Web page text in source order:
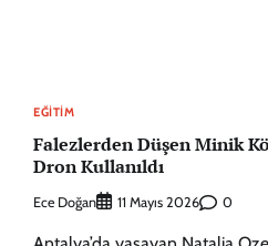
EĞITIM
Falezlerden Düşen Minik
Dron Kullanıldı
Ece Doğan 11 Mayıs 2026 0